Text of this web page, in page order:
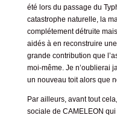
été lors du passage du
catastrophe naturelle, la
complétement détruite
aidés à en reconstruire
grande contribution que
moi-même. Je n’oublierai
un nouveau toit alors que
Par ailleurs, avant tout
sociale de CAMELEON